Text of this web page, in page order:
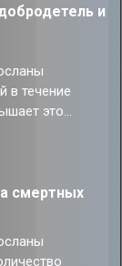
и
в течение
это
смертных